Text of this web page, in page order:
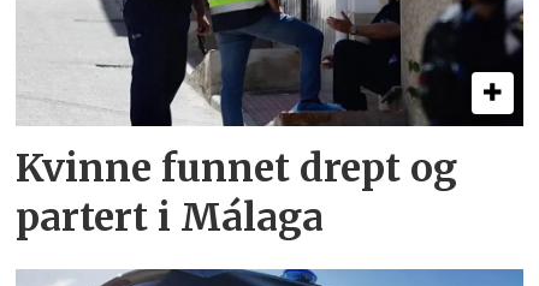
Kvinne funnet drept og
partert i Málaga